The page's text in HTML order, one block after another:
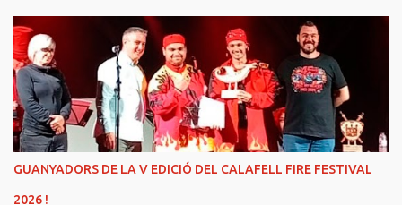
GUANYADORS DE LA V EDICIÓ DEL CALAFELL FIRE FESTIVAL
2026 !